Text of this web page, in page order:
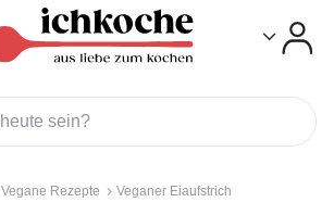
Vegane Rezepte Veganer Eiaufstrich